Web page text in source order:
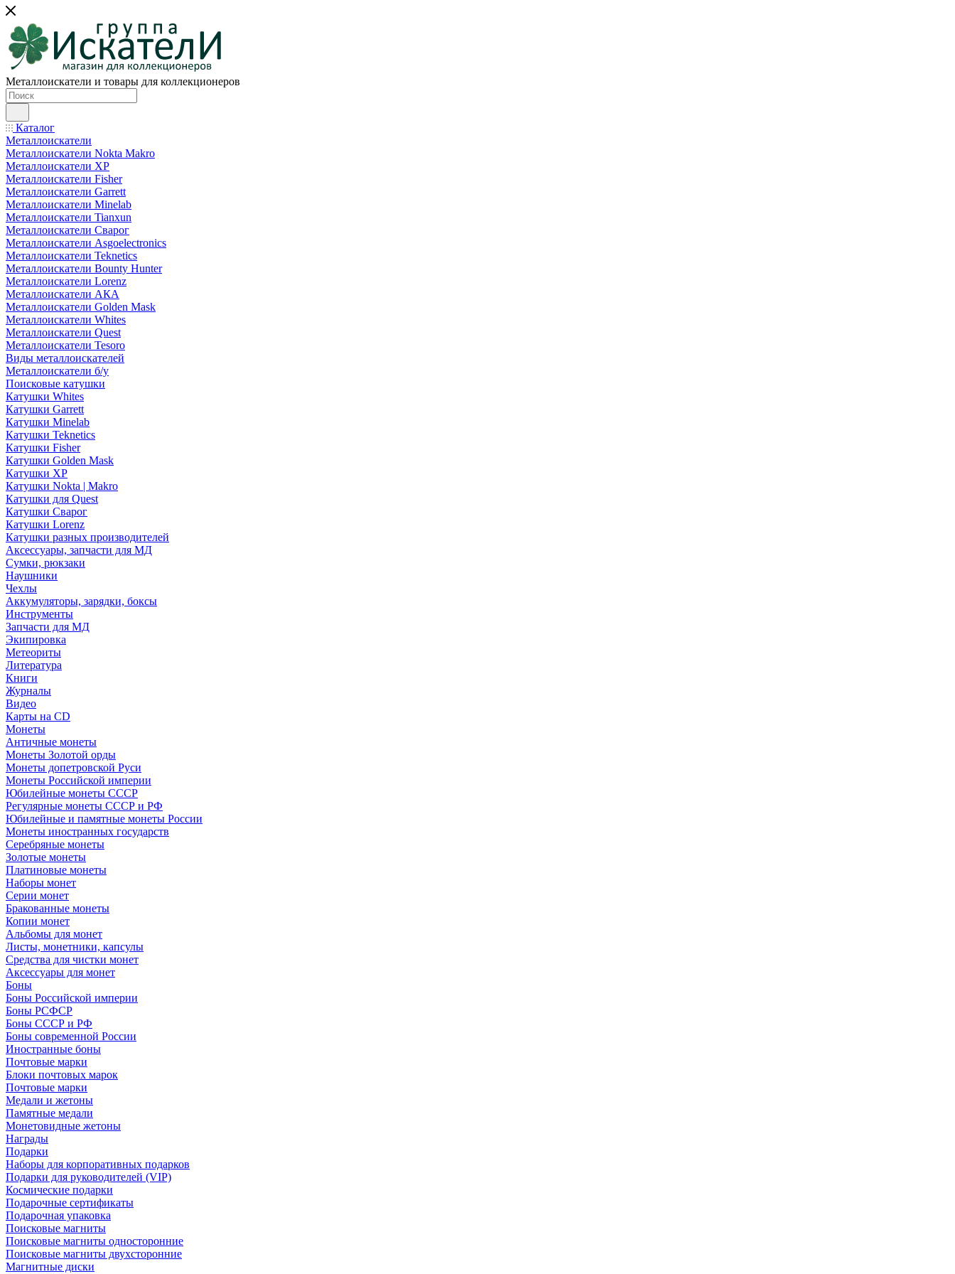
Металлоискатели и товары для коллекционеров
Каталог
Металлоискатели
Металлоискатели Nokta Makro
Металлоискатели XP
Металлоискатели Fisher
Металлоискатели Garrett
Металлоискатели Minelab
Металлоискатели Tianxun
Металлоискатели Сварог
Металлоискатели Asgoelectronics
Металлоискатели Teknetics
Металлоискатели Bounty Hunter
Металлоискатели Lorenz
Металлоискатели АКА
Металлоискатели Golden Mask
Металлоискатели Whites
Металлоискатели Quest
Металлоискатели Tesoro
Виды металлоискателей
Металлоискатели б/у
Поисковые катушки
Катушки Whites
Катушки Garrett
Катушки Minelab
Катушки Teknetics
Катушки Fisher
Катушки Golden Mask
Катушки XP
Катушки Nokta | Makro
Катушки для Quest
Катушки Сварог
Катушки Lorenz
Катушки разных производителей
Аксессуары, запчасти для МД
Сумки, рюкзаки
Наушники
Чехлы
Аккумуляторы, зарядки, боксы
Инструменты
Запчасти для МД
Экипировка
Метеориты
Литература
Книги
Журналы
Видео
Карты на CD
Монеты
Античные монеты
Монеты Золотой орды
Монеты допетровской Руси
Монеты Российской империи
Юбилейные монеты СССР
Регулярные монеты СССР и РФ
Юбилейные и памятные монеты России
Монеты иностранных государств
Серебряные монеты
Золотые монеты
Платиновые монеты
Наборы монет
Серии монет
Бракованные монеты
Копии монет
Альбомы для монет
Листы, монетники, капсулы
Средства для чистки монет
Аксессуары для монет
Боны
Боны Российской империи
Боны РСФСР
Боны СССР и РФ
Боны современной России
Иностранные боны
Почтовые марки
Блоки почтовых марок
Почтовые марки
Медали и жетоны
Памятные медали
Монетовидные жетоны
Награды
Подарки
Наборы для корпоративных подарков
Подарки для руководителей (VIP)
Космические подарки
Подарочные сертификаты
Подарочная упаковка
Поисковые магниты
Поисковые магниты односторонние
Поисковые магниты двухсторонние
Магнитные диски